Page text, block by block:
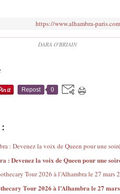
https://www.alhambra-
DARA O'BRIAIN
Repost 0
: Devenez la voix de Queen pour une
Tour 2026 à l’Alhambra le 27